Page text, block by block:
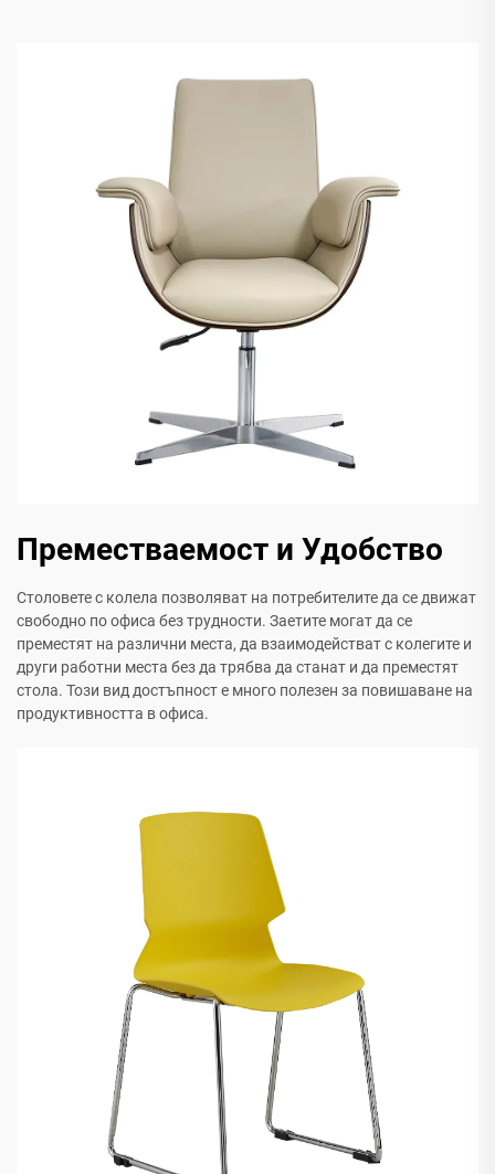
Преместваемост и Удобство
Столовете с колела позволяват на потребителите да се движат
свободно по офиса без трудности. Заетите могат да се
преместят на различни места, да взаимодействат с колегите и
други работни места без да трябва да станат и да преместят
стола. Този вид достъпност е много полезен за повишаване на
продуктивността в офиса.